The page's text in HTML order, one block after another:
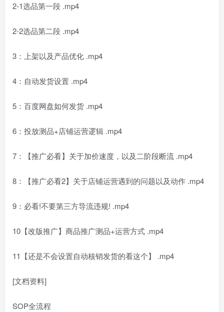
2-1选品第一段 .mp4
2-2选品第二段 .mp4
3：上架以及产品优化 .mp4
4：自动发货设置 .mp4
5：百度网盘如何发货 .mp4
6：投放测品+店铺运营逻辑 .mp4
7：【推广必看】关于加价速度，以及二阶段断流 .mp4
8：【推广必看2】关于店铺运营遇到的问题以及动作 .mp4
9：必看!不要第三方导流违规! .mp4
10【改版推广】商品推广测品+运营方式 .mp4
11【还是不会设置自动核销发货的看这个】 .mp4
[文档资料]
SOP全流程